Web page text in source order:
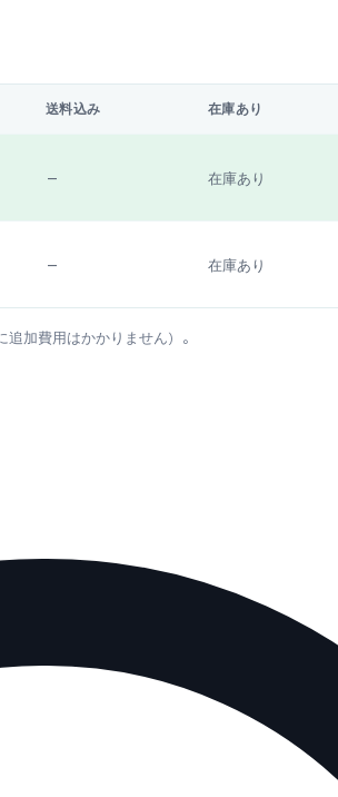
送料込み 在庫あり
— 在庫あり
— 在庫あり
加費用はかかりません）。